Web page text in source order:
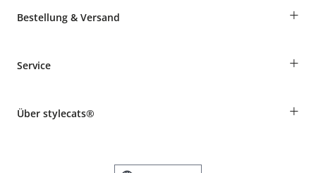
Bestellung & Versand +
Informationen zur Lieferung
Produkte reklamieren und zurücksenden
Service +
Tierkrankenversicherung
Über stylecats® +